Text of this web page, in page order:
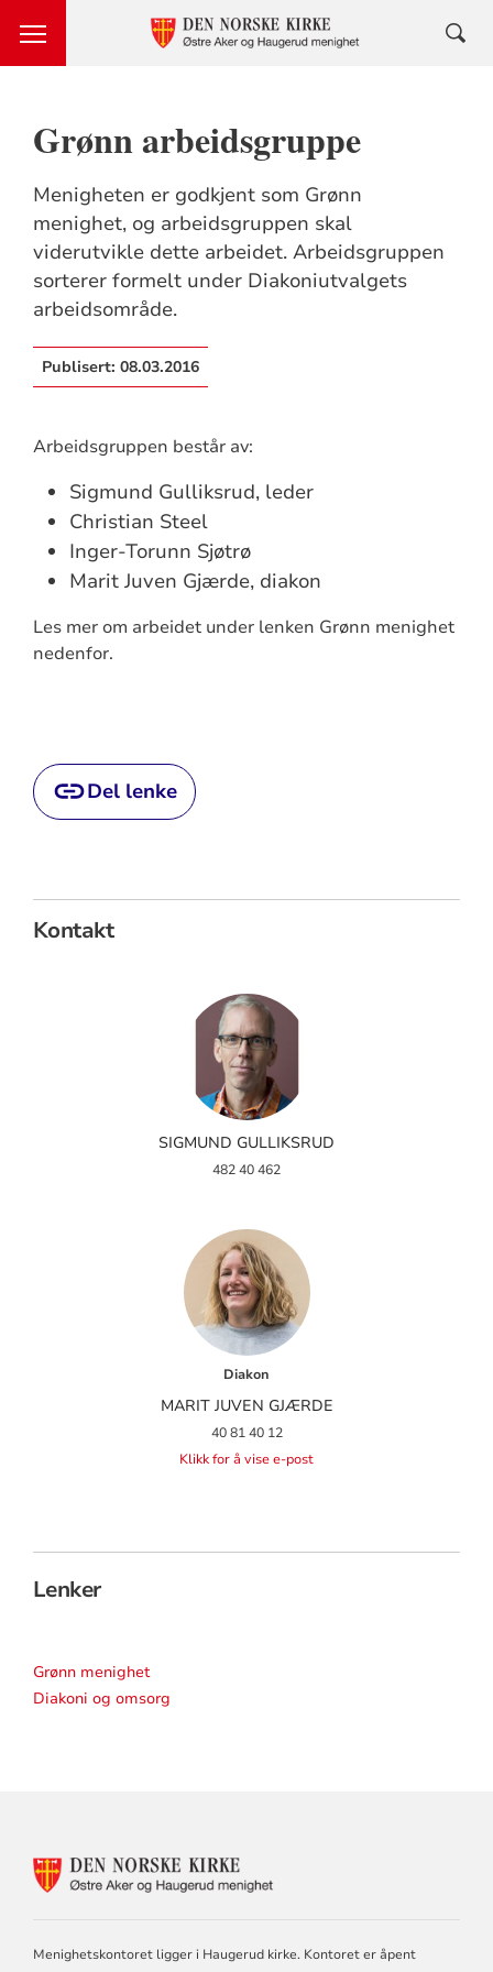
Grønn arbeidsgruppe
Menigheten er godkjent som Grønn
menighet, og arbeidsgruppen skal
viderutvikle dette arbeidet. Arbeidsgruppen
sorterer formelt under Diakoniutvalgets
arbeidsområde.
Publisert: 08.03.2016
Arbeidsgruppen består av:
Sigmund Gulliksrud, leder
Christian Steel
Inger-Torunn Sjøtrø
Marit Juven Gjærde, diakon
Les mer om arbeidet under lenken Grønn menighet
nedenfor.
Del lenke
Kontakt
SIGMUND GULLIKSRUD
482 40 462
Diakon
MARIT JUVEN GJÆRDE
40 81 40 12
Klikk for å vise e-post
Lenker
Grønn menighet
Diakoni og omsorg
OG
Menighetskontoret ligger i Haugerud kirke. Kontoret er åpent